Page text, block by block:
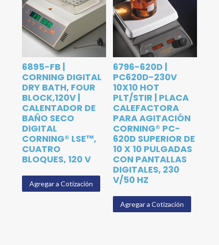
6895-FB |
CORNING DIGITAL
DRY BATH, FOUR
BLOCK,120V |
CALENTADOR DE
BAÑO SECO
DIGITAL
CORNING® LSE™,
CUATRO
BLOQUES, 120 V
Agregar a Cotización
6796-620D |
PC620D-230V
10X10 HOT
PLT/STIR | PLACA
CALEFACTORA
PARA AGITACIÓN
CORNING® PC-
620D SUPERIOR DE
10 X 10 PULGADAS
CON PANTALLAS
DIGITALES, 230
V/50 HZ
Agregar a Cotización